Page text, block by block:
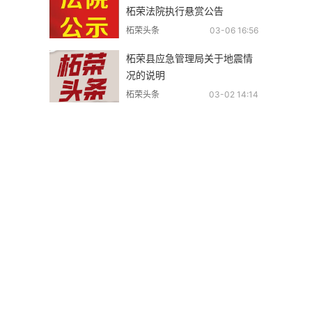
柘荣法院执行悬赏公告
柘荣头条 03-06 16:56
柘荣县应急管理局关于地震情
况的说明
柘荣头条 03-02 14:14